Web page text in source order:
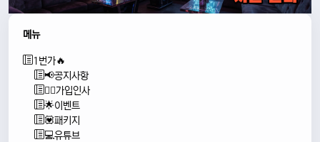
메뉴
1번가🔥
📢공지사항
🙇‍♂️가입인사
🌟이벤트
💟패키지
💻유튜브